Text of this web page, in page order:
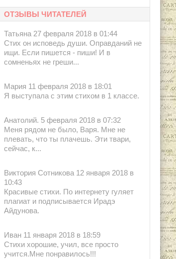
ОТЗЫВЫ ЧИТАТЕЛЕЙ
Татьяна 27 февраля 2018 в 01:44
Стих он исповедь души. Оправданий не
ищи. Если пишется - пиши! И в
сомненьях не греши...
Мария 11 февраля 2018 в 18:01
Я выступала с этим стихом в 1 классе.
Анатолий. 5 февраля 2018 в 07:32
Меня рядом не было, Варя. Мне не
плевать, что ты плачешь. Эти твари,
сейчас, к...
Виктория Сотникова 12 января 2018 в
10:43
Красивые стихи. По интернету гуляет
плагиат и подписывается Ирадэ
Айдунова.
Иван 11 января 2018 в 18:59
Стихи хорошие, учил, все просто
учится.Мне понравилось!!!